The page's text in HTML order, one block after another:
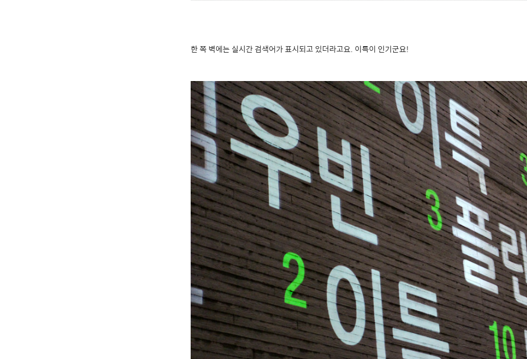
한 쪽 벽에는 실시간 검색어가 표시되고 있더라고요. 이특이 인기군요!